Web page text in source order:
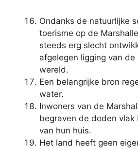
Ondanks de natuurlijke
toerisme op de
steeds erg slecht
afgelegen ligging van de
wereld.
Een belangrijke bron
water.
Inwoners van de
begraven de doden vlak
van hun huis.
Het land heeft geen